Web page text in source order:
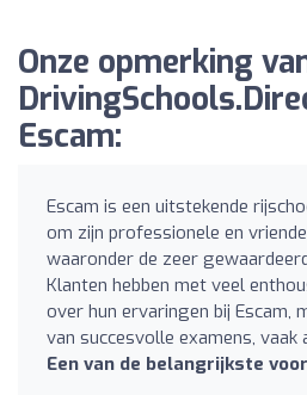
Onze opmerking
Escam:
Escam is een uitstekende
om zijn professionele en
waaronder de zeer
Klanten hebben met veel
over hun ervaringen bij Escam,
van succesvolle examens, vaak
Een van de belangrijkste